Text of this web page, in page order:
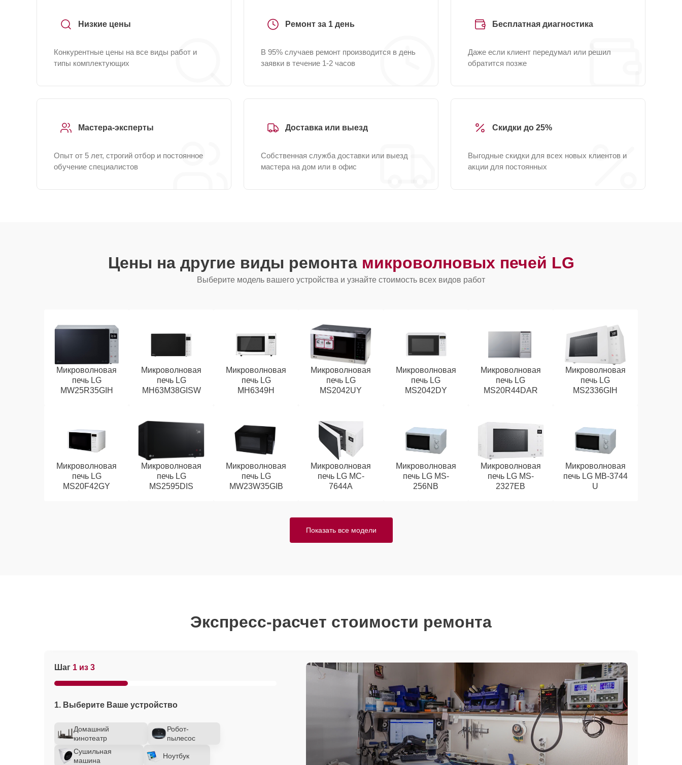
Низкие цены
Конкурентные цены на все виды работ и
типы комплектующих
Ремонт за 1 день
В 95% случаев ремонт производится в день
заявки в течение 1-2 часов
Бесплатная диагностика
Даже если клиент передумал или решил
обратится позже
Мастера-эксперты
Опыт от 5 лет, строгий отбор и постоянное
обучение специалистов
Доставка или выезд
Собственная служба доставки или выезд
мастера на дом или в офис
Скидки до 25%
Выгодные скидки для всех новых клиентов и
акции для постоянных
Цены на другие виды ремонта микроволновых печей LG
Выберите модель вашего устройства и узнайте стоимость всех видов работ
Микроволновая
печь LG
MW25R35GIH
Микроволновая
печь LG
MH63M38GISW
Микроволновая
печь LG
MH6349H
Микроволновая
печь LG
MS2042UY
Микроволновая
печь LG
MS2042DY
Микроволновая
печь LG
MS20R44DAR
Микроволновая
печь LG
MS2336GIH
Микроволновая
печь LG
MS20F42GY
Микроволновая
печь LG
MS2595DIS
Микроволновая
печь LG
MW23W35GIB
Микроволновая
печь LG MC-
7644A
Микроволновая
печь LG MS-
256NB
Микроволновая
печь LG MS-
2327EB
Микроволновая
печь LG MB-3744
U
Показать все модели
Экспресс-расчет стоимости ремонта
Шаг 1 из 3
1. Выберите Ваше устройство
Домашний
кинотеатр
Робот-
пылесос
Сушильная
машина
Ноутбук